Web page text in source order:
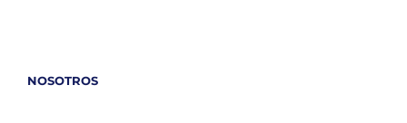
NOSOTROS